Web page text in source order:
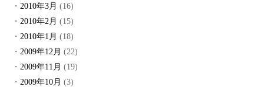
2010年3月 (16)
2010年2月 (15)
2010年1月 (18)
2009年12月 (22)
2009年11月 (19)
2009年10月 (3)